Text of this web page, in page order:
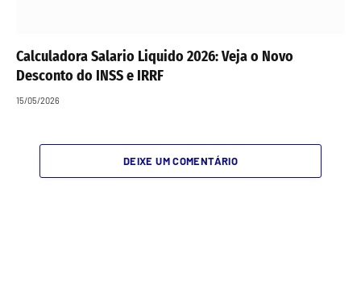
Calculadora Salario Liquido 2026: Veja o Novo
Desconto do INSS e IRRF
15/05/2026
DEIXE UM COMENTÁRIO